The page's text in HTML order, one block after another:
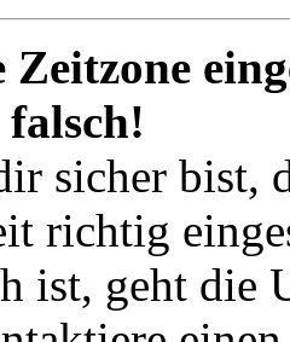
Zeitzone
sicher bist,
richtig
ist, geht die